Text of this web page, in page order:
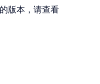
版本，请查看